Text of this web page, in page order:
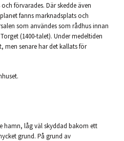
förvarades. Där skedde även
fanns marknadsplats och
som användes som rådhus innan
(1400-talet). Under medeltiden
men senare har det kallats för
hamn, låg väl skyddad bakom ett
grund. På grund av